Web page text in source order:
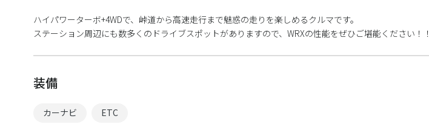
ハイパワーターボ+4WDで、峠道から高速走行まで魅惑の走りを楽しめるクルマです。
ステーション周辺にも数多くのドライブスポットがありますので、WRXの性能をぜひご堪能ください！！
装備
カーナビ ETC